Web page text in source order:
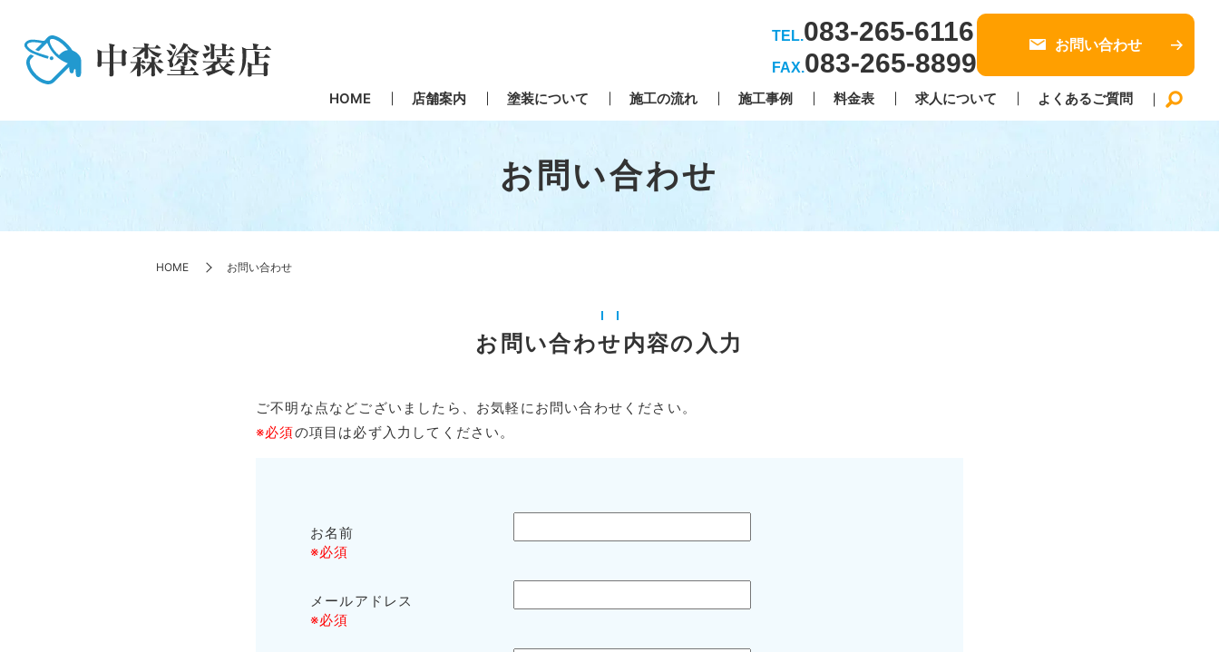
TEL.083-265-6116
FAX.083-265-8899
お問い合わせ
HOME 店舗案内 塗装について 施工の流れ 施工事例 料金表 求人について よくあるご質問
お問い合わせ
HOME お問い合わせ
お問い合わせ内容の入力
ご不明な点などございましたら、お気軽にお問い合わせください。
※必須の項目は必ず入力してください。
お名前
※必須
メールアドレス
※必須